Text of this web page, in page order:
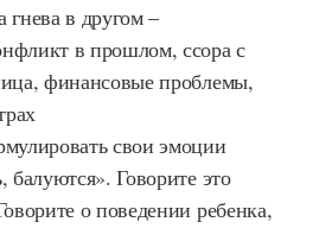
в другом –
в прошлом, ссора с
финансовые проблемы,
свои эмоции
Говорите это
о поведении ребенка,